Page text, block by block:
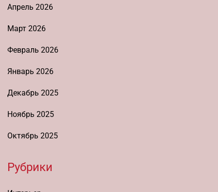
Апрель 2026
Март 2026
Февраль 2026
Январь 2026
Декабрь 2025
Ноябрь 2025
Октябрь 2025
Рубрики